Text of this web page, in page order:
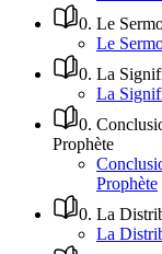
0. Le
Le
0. La
La
0.
Prophète
Prophète
0. La
La